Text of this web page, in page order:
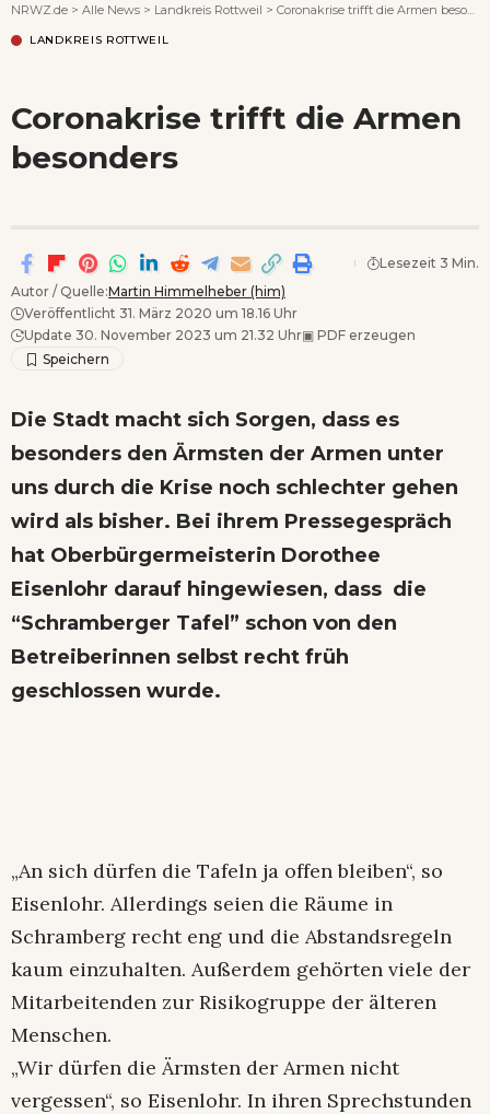
NRWZ.de > Alle News > Landkreis Rottweil > Coronakrise trifft die Armen besonders
LANDKREIS ROTTWEIL
Coronakrise trifft die Armen
besonders
Autor / Quelle:Martin Himmelheber (him)
Veröffentlicht 31. März 2020 um 18.16 Uhr
Update 30. November 2023 um 21.32 Uhr▣ PDF erzeugen
Lesezeit 3 Min.
Die Stadt macht sich Sorgen, dass es
besonders den Ärmsten der Armen unter
uns durch die Krise noch schlechter gehen
wird als bisher. Bei ihrem Pressegespräch
hat Oberbürgermeisterin Dorothee
Eisenlohr darauf hingewiesen, dass die
“Schramberger Tafel” schon von den
Betreiberinnen selbst recht früh
geschlossen wurde.
„An sich dürfen die Tafeln ja offen bleiben“, so
Eisenlohr. Allerdings seien die Räume in
Schramberg recht eng und die Abstandsregeln
kaum einzuhalten. Außerdem gehörten viele der
Mitarbeitenden zur Risikogruppe der älteren
Menschen.
„Wir dürfen die Ärmsten der Armen nicht
vergessen“, so Eisenlohr. In ihren Sprechstunden